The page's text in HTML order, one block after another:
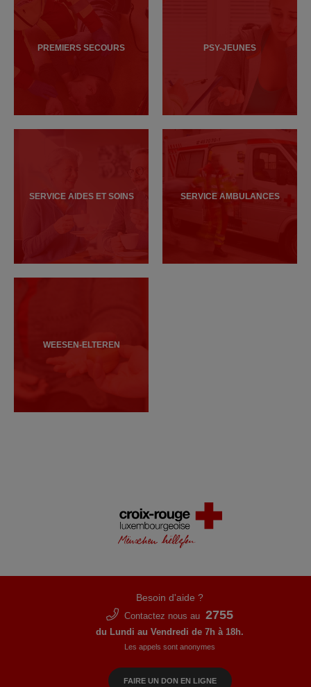
PREMIERS SECOURS PSY-JEUNES
SERVICE AIDES ET SOINS SERVICE AMBULANCES
WEESEN-ELTEREN
Besoin d'aide ?
Contactez nous au 2755
du Lundi au Vendredi de 7h à 18h.
Les appels sont anonymes
FAIRE UN DON EN LIGNE